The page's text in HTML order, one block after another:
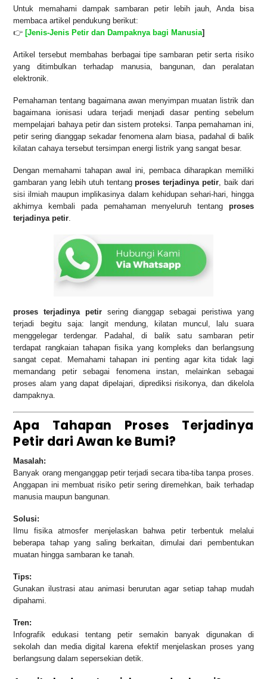
Untuk memahami dampak sambaran petir lebih jauh, Anda bisa
membaca artikel pendukung berikut:
👉 [Jenis-Jenis Petir dan Dampaknya bagi Manusia]
Artikel tersebut membahas berbagai tipe sambaran petir serta risiko
yang ditimbulkan terhadap manusia, bangunan, dan peralatan
elektronik.
Pemahaman tentang bagaimana awan menyimpan muatan listrik dan
bagaimana ionisasi udara terjadi menjadi dasar penting sebelum
mempelajari bahaya petir dan sistem proteksi. Tanpa pemahaman ini,
petir sering dianggap sekadar fenomena alam biasa, padahal di balik
kilatan cahaya tersebut tersimpan energi listrik yang sangat besar.
Dengan memahami tahapan awal ini, pembaca diharapkan memiliki
gambaran yang lebih utuh tentangproses terjadinya petir , baik dari
sisi ilmiah maupun implikasinya dalam kehidupan sehari-hari, hingga
akhirnya kembali pada pemahaman menyeluruh tentang proses
terjadinya petir
proses terjadinya petirsering dianggap sebagai peristiwa yang
terjadi begitu saja: langit mendung, kilatan muncul, lalu suara
menggelegar terdengar. Padahal, di balik satu sambaran petir
terdapat rangkaian tahapan fisika yang kompleks dan berlangsung
sangat cepat. Memahami tahapan ini penting agar kita tidak lagi
memandang petir sebagai fenomena instan, melainkan sebagai
proses alam yang dapat dipelajari, diprediksi risikonya, dan dikelola
dampaknya.
Apa Tahapan Proses Terjadinya
Petir dari Awan ke Bumi?
Masalah:
Banyak orang menganggap petir terjadi secara tiba-tiba tanpa proses.
Anggapan ini membuat risiko petir sering diremehkan, baik terhadap
manusia maupun bangunan.
Solusi:
Ilmu fisika atmosfer menjelaskan bahwa petir terbentuk melalui
beberapa tahap yang saling berkaitan, dimulai dari pembentukan
muatan hingga sambaran ke tanah.
Tips:
Gunakan ilustrasi atau animasi berurutan agar setiap tahap mudah
dipahami.
Tren:
Infografik edukasi tentang petir semakin banyak digunakan di
sekolah dan media digital karena efektif menjelaskan proses yang
berlangsung dalam sepersekian detik.